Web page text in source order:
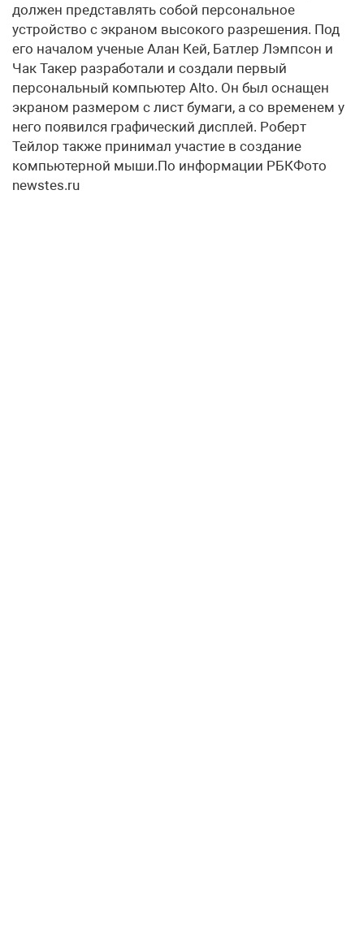
должен представлять собой персональное
устройство с экраном высокого разрешения. Под
его началом ученые Алан Кей, Батлер Лэмпсон и
Чак Такер разработали и создали первый
персональный компьютер Alto. Он был оснащен
экраном размером с лист бумаги, а со временем у
него появился графический дисплей. Роберт
Тейлор также принимал участие в создание
компьютерной мыши.По информации РБКФото
newstes.ru